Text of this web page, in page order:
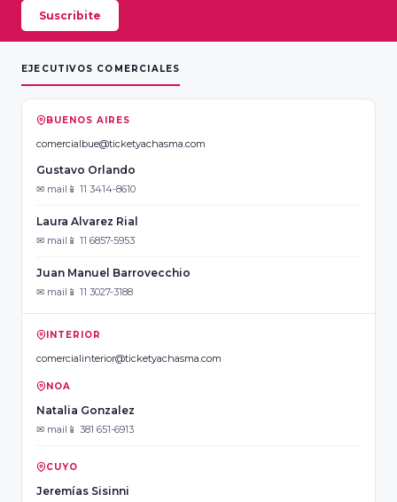
Suscribite
EJECUTIVOS COMERCIALES
BUENOS AIRES
comercialbue@ticketyachasma.com
Gustavo Orlando
✉ mail 📱 11 3414-8610
Laura Alvarez Rial
✉ mail 📱 11 6857-5953
Juan Manuel Barrovecchio
✉ mail 📱 11 3027-3188
INTERIOR
comercialinterior@ticketyachasma.com
NOA
Natalia Gonzalez
✉ mail 📱 381 651-6913
CUYO
Jeremías Sisinni